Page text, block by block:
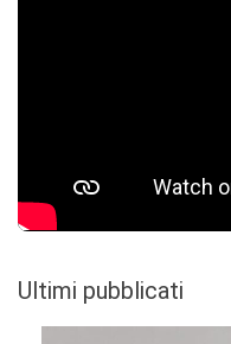
Ultimi pubblicati